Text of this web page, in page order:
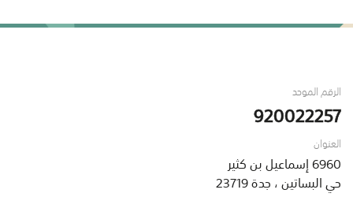
الرقم الموحد
920022257
العنوان
6960 إسماعيل بن كثير
حي البساتين ، جدة 23719